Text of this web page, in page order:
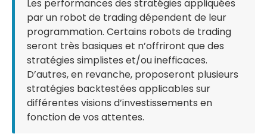
Les performances des stratégies appliquées
par un robot de trading dépendent de leur
programmation. Certains robots de trading
seront très basiques et n’offriront que des
stratégies simplistes et/ou inefficaces.
D’autres, en revanche, proposeront plusieurs
stratégies backtestées applicables sur
différentes visions d’investissements en
fonction de vos attentes.